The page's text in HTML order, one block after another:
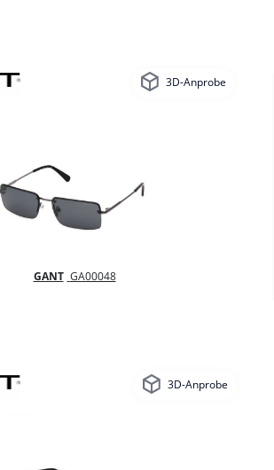
GANT GA00048
3D-Anprobe
3D-Anprobe